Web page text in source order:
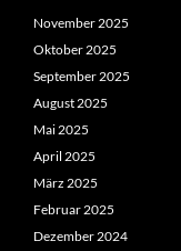
November 2025
Oktober 2025
September 2025
August 2025
Mai 2025
April 2025
März 2025
Februar 2025
Dezember 2024